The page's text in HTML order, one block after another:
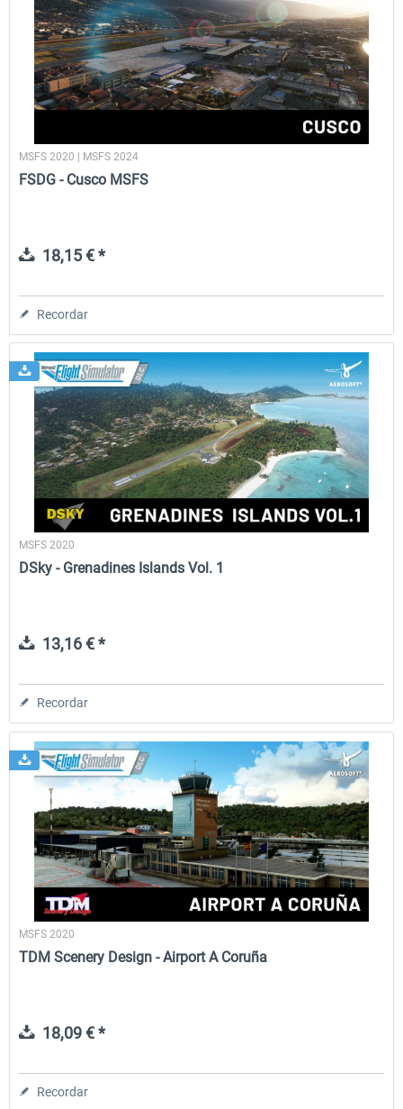
MSFS 2020 | MSFS 2024
FSDG - Cusco MSFS
18,15 € *
Recordar
MSFS 2020
DSky - Grenadines Islands Vol. 1
13,16 € *
Recordar
MSFS 2020
TDM Scenery Design - Airport A Coruña
18,09 € *
Recordar